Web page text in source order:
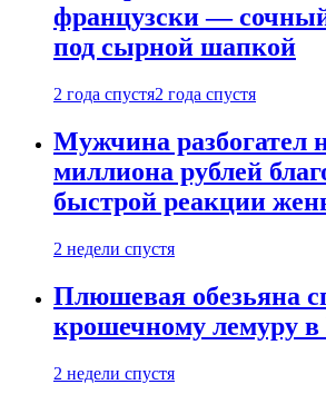
французски —
под сырной шапкой
2 года спустя2 года спустя
Мужчина разбогател
миллиона рублей
быстрой реакции
2 недели спустя
Плюшевая обезьяна
крошечному лемуру
2 недели спустя